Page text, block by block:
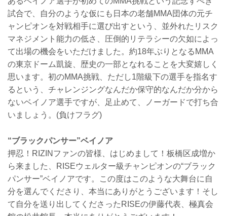
試合で、自分のような仮にも日本の老舗MMA団体の元チ
ャンピオンを対戦相手に選び出すという、並外れたリスク
マネジメント能力の低さ、圧倒的リテラシーの欠如によっ
て出場の機会をいただけました。約18年ぶりとなるMMA
の東京ドーム凱旋、歴史の一部となれることを大変嬉しく
思います。初のMMA挑戦、ただし1階級下の選手を指名す
るという、チャレンジングなんだか保守的なんだか分から
ないベイノア選手ですが、足止めて、ノーガードで打ち合
いましょう。(負けフラグ)
“ブラックパンサー”ベイノア
押忍！RIZINファンの皆様、はじめまして！板橋区成増か
ら来ました、RISEウェルター級チャンピオンの“ブラック
パンサー”ベイノアです。この度はこのような大舞台に自
分を選んでくださり、本当にありがとうございます！そし
て自分を送り出してくださったRISEの伊藤代表、極真会